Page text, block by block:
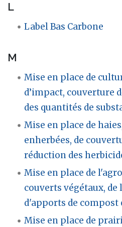
L
Label Bas Carbone
M
Mise en place de
d’impact, couverture
des quantités de
Mise en place de
enherbées, de
réduction des
Mise en place de
couverts végétaux,
d'apports de
Mise en place de